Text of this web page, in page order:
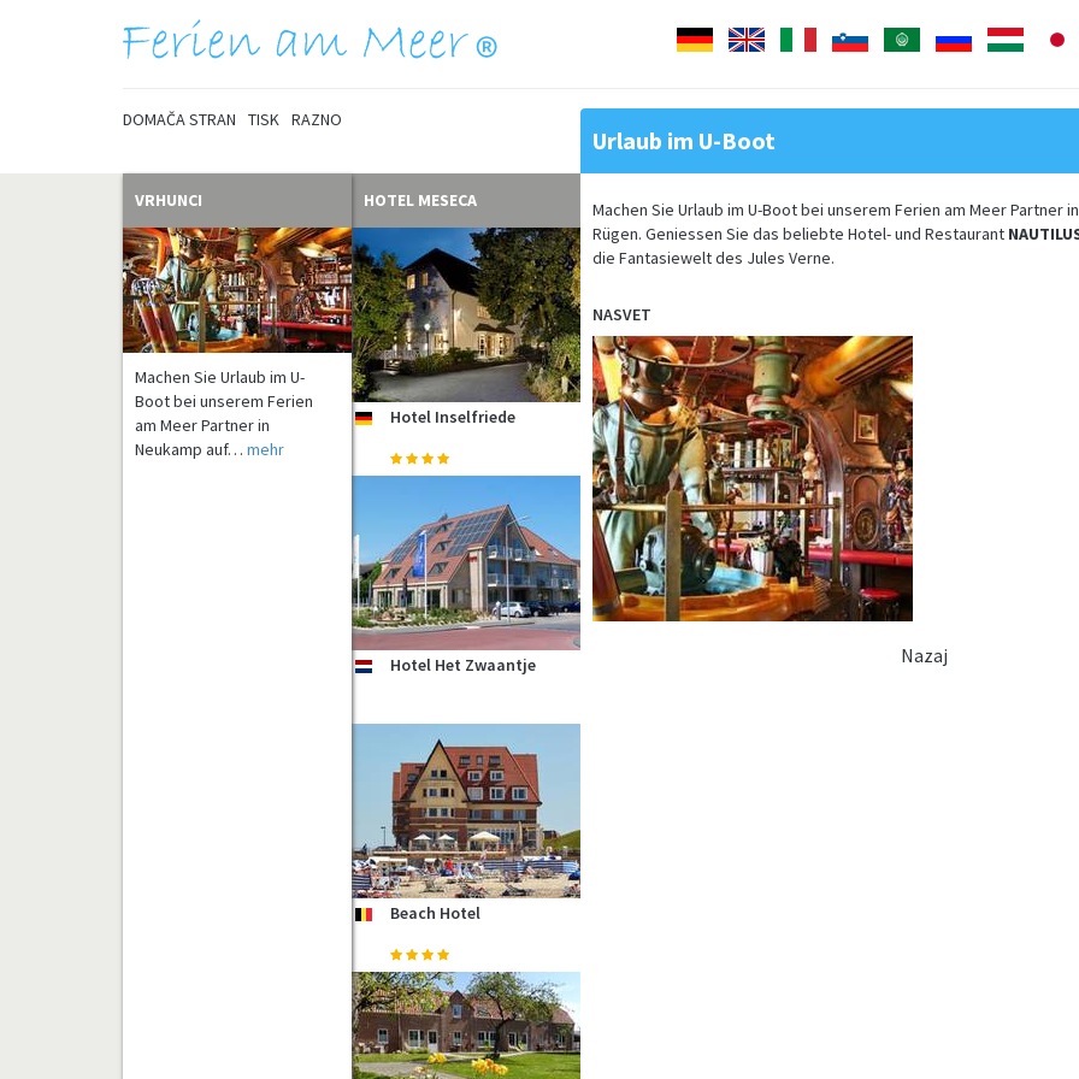
DeutschEnglish ItalianoSlovenščinaArabischPусскийMagyar
DOMAČA STRAN TISK RAZNO
VRHUNCI
Machen Sie Urlaub im U-
Boot bei unserem Ferien
am Meer Partner in
Neukamp auf… mehr
HOTEL MESECA
de Hotel Inselfriede
nl Hotel Het Zwaantje
be Beach Hotel
Urlaub im U-Boot
Machen Sie Urlaub im U-Boot bei unserem Ferien am Meer Partner
Rügen. Geniessen Sie das beliebte Hotel- und Restaurant
die Fantasiewelt des Jules Verne.
NASVET
Nazaj